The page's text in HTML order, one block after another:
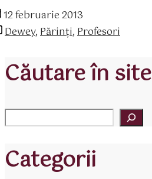
12 februarie 2013
Dewey,Părinţi,Profesori
Căutare în site
Categorii